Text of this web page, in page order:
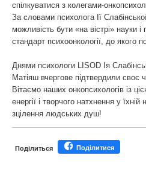
спілкуватися з колегами-
За словами психолога Ії
можливість бути «на вістрі» науки
стандарт психоонкології, до якого
Днями психологи LISOD Ія
Матіяш вчергове підтвердили своє
Вітаємо наших онкопсихологів із
енергії і творчого натхнення у
зцілення людських душ!
Поділиться Поділитися